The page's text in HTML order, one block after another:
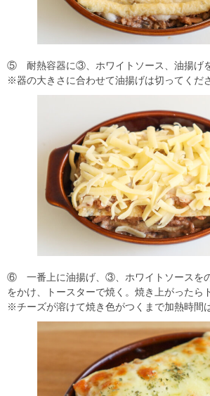
⑤ 耐熱容器に③、ホワイトソース、油揚げを
※器の大きさに合わせて油揚げは切ってくだ
⑥ 一番上に油揚げ、③、ホワイトソースを
をかけ、トースターで焼く。焼き上がったら
※チーズが溶けて焼き色がつくまで加熱時間